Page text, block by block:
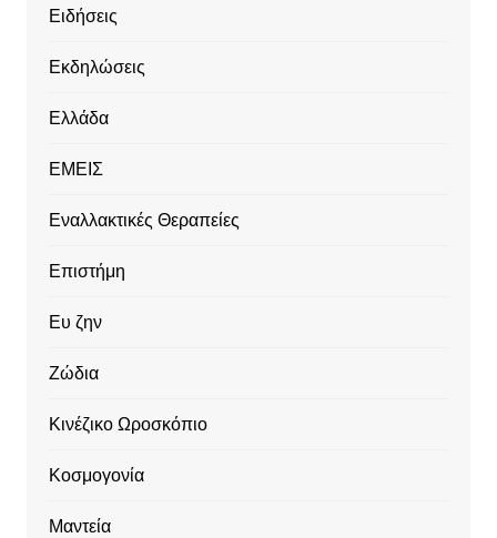
Ειδήσεις
Εκδηλώσεις
Ελλάδα
ΕΜΕΙΣ
Εναλλακτικές Θεραπείες
Επιστήμη
Ευ ζην
Ζώδια
Κινέζικο Ωροσκόπιο
Κοσμογονία
Μαντεία